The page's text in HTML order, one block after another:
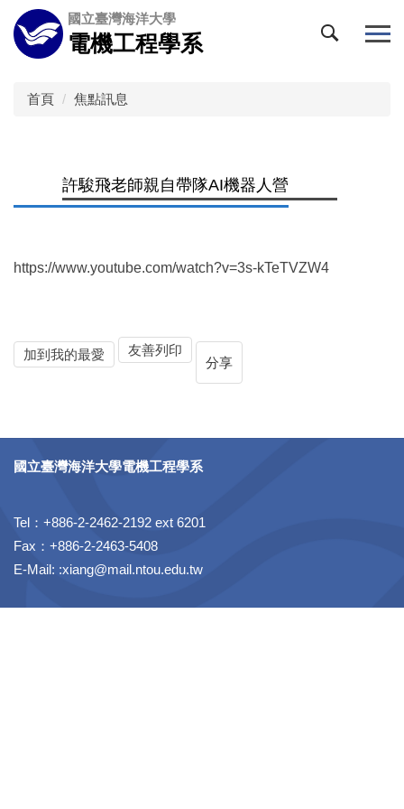
跳
到
主
國立臺灣海洋大學
電機工程學系
首頁 焦點訊息
許駿飛老師親自帶隊AI機器人營
https://www.youtube.com/watch?v=3s-kTeTVZW4
加到我的最愛
友善列印
分享
國立臺灣海洋大學電機工程學系
Tel：+886-2-2462-2192 ext 6201
Fax：+886-2-2463-5408
E-Mail: :xiang@mail.ntou.edu.tw